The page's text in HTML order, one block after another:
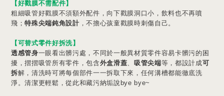
【好戳膜不需配件】
粗細吸管好戳膜不須額外配件，向下戳膜洞口小，飲料也不再噴
飛；特殊尖端鈍角設計 ，不擔心孩童戳膜時刺傷自己。
【可替式零件好拆洗】
透感管身一眼看出髒污處，不同於一般異材質零件容易卡髒污的困
擾，摺摺吸管所有零件，包含外盒滑蓋、吸管尖端等，都設計成可
拆解，清洗時可將每個部件一一拆取下來，任何溝槽都能徹底洗
淨。清潔更輕鬆，從此和藏污納垢說bye bye~